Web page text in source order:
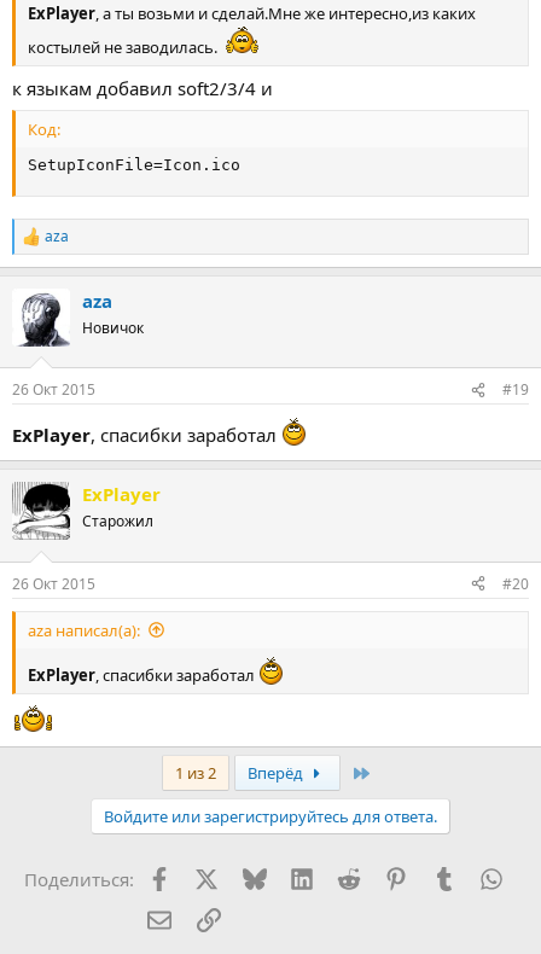
ExPlayer, а ты возьми и сделай.Мне же интересно,из каких
костылей не заводилась.
к языкам добавил soft2/3/4 и
Код:
SetupIconFile=Icon.ico
Р
е
к
ц
и
aza
aza
Новичок
26 Окт 2015 #19
ExPlayer, спасибки заработал
ExPlayer
Старожил
26 Окт 2015 #20
aza написал(а):
ExPlayer , спасибки заработал
1 из 2 Вперёд
Войдите или зарегистрируйтесь для ответа.
Поделиться: FacebookX (Twitter)
BlueskyLinkedInReddit PinterestTumblr
Электронная почта
Ссылка